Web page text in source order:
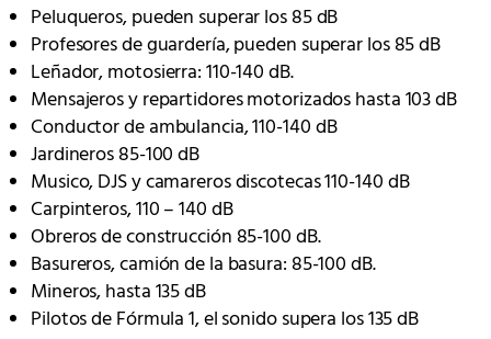
Peluqueros, pueden superar los 85 dB
Profesores de guardería, pueden superar los 85 dB
Leñador, motosierra: 110-140 dB.
Mensajeros y repartidores motorizados hasta 103 dB
Conductor de ambulancia, 110-140 dB
Jardineros 85-100 dB
Musico, DJS y camareros discotecas 110-140 dB
Carpinteros, 110 – 140 dB
Obreros de construcción 85-100 dB.
Basureros, camión de la basura: 85-100 dB.
Mineros, hasta 135 dB
Pilotos de Fórmula 1, el sonido supera los 135 dB